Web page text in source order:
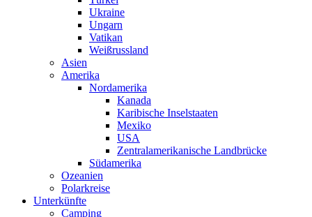
Ukraine
Ungarn
Vatikan
Weißrussland
Asien
Amerika
Nordamerika
Kanada
Karibische Inselstaaten
Mexiko
USA
Zentralamerikanische Landbrücke
Südamerika
Ozeanien
Polarkreise
Unterkünfte
Camping